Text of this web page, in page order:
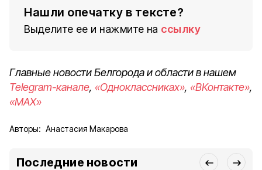
Нашли опечатку в тексте?
Выделите ее и нажмите на ссылку
Главные новости Белгорода и области в нашем
Telegram-канале, «Одноклассниках», «ВКонтакте»,
«MAX»
Авторы: Анастасия Макарова
Последние новости